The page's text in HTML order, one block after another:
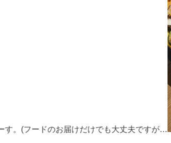
す。(フードのお届けだけでも大丈夫ですが…